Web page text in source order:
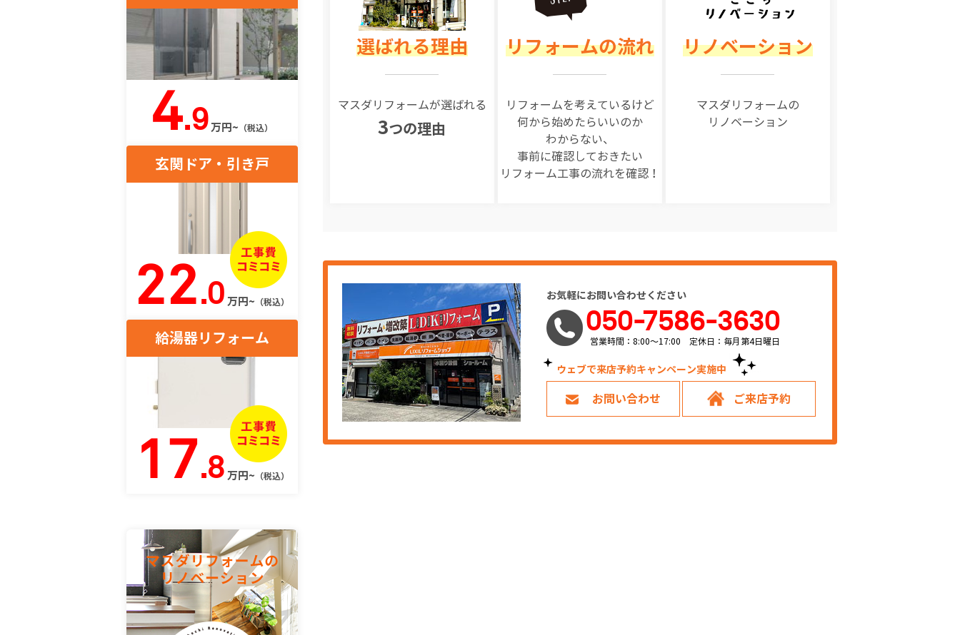
選ばれる理由
マスダリフォームが選ばれる
3つの理由
リフォームの流れ
リフォームを考えているけど
何から始めたらいいのか
わからない、
事前に確認しておきたい
リフォーム工事の流れを確認！
リノベーション
マスダリフォームの
リノベーション
お気軽にお問い合わせください
050-7586-3630
営業時間：8:00～17:00 定休日：毎月第4日曜日
ウェブで来店予約キャンペーン実施中！
お問い合わせ ご来店予約
4.9万円~ （税込）
玄関ドア・引き戸
22.0 万円~ （税込）
給湯器リフォーム
17.8 万円~ （税込）